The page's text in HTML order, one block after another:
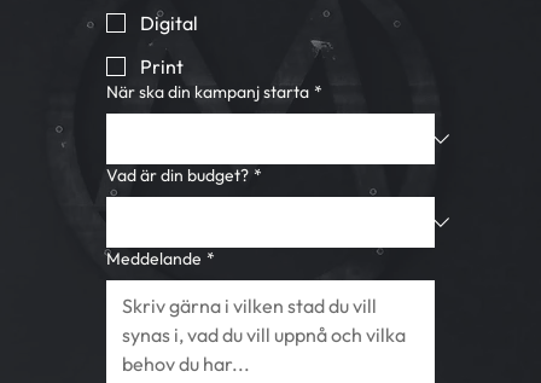
Digital
Print
När ska din kampanj starta *
Vad är din budget? *
Meddelande *